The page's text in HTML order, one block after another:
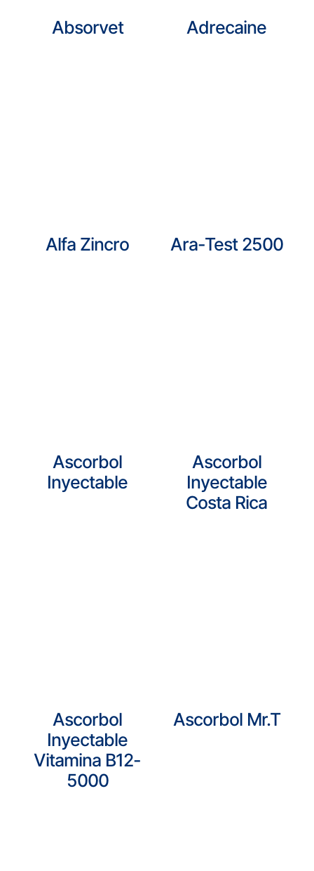
Absorvet Adrecaine
Alfa Zincro Ara-Test 2500
Ascorbol
Inyectable
Ascorbol
Inyectable
Costa Rica
Ascorbol
Inyectable
Vitamina B12-
5000
Ascorbol Mr.T